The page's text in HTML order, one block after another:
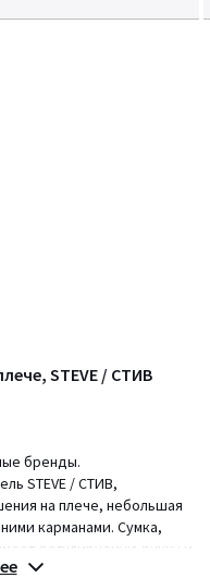
STEVE / СТИВ
бренды.
STEVE / СТИВ,
на плече, небольшая
карманами. Сумка,
регулируемую ручку и